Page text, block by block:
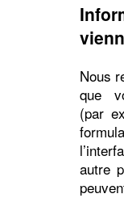
Nous
que
(par
autre